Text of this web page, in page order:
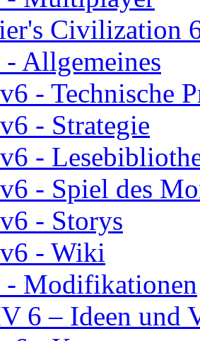
Civilization
Allgemeines
- Technische
- Strategie
-
- Spiel des
- Storys
- Wiki
- Modifikationen
6 – Ideen und